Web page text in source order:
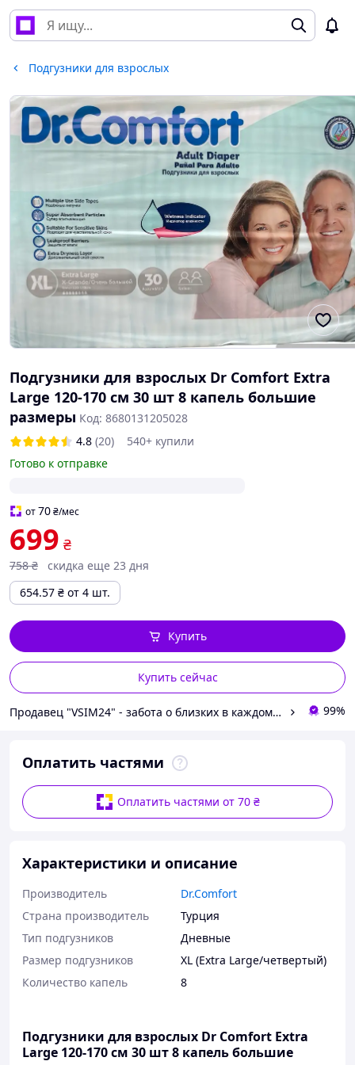
Подгузники для взрослых
Подгузники для взрослых Dr Comfort Extra
Large 120-170 см 30 шт 8 капель большие
размеры Код: 8680131205028
4.8 (20)
540+ купили
Готово к отправке
от70₴/мес
699 ₴
758 ₴
скидка еще 23 дня
654.57 ₴ от 4 шт.
Купить сейчас
Купить
Продавец "VSIM24" - забота о близких в каждом доме! 99%
Оплатить частями
Оплатить частями от 70 ₴
Характеристики и описание
Производитель
Dr.Comfort
Страна производитель
Турция
Тип подгузников
Дневные
Размер подгузников
XL (Extra Large/четвертый)
Количество капель
8
Подгузники для взрослых Dr Comfort Extra
Large 120-170 см 30 шт 8 капель большие